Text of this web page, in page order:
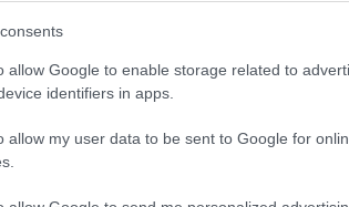
allow Google to enable storage related to
identifiers in apps.
allow my user data to be sent to Google for
JEREMIAH JOHNSON